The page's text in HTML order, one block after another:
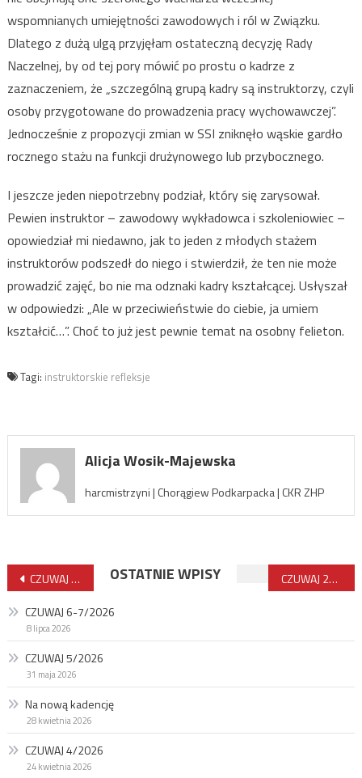
wspomnianych umiejętności zawodowych i ról w Związku.
Dlatego z dużą ulgą przyjęłam ostateczną decyzję Rady
Naczelnej, by od tej pory mówić po prostu o kadrze z
zaznaczeniem, że „szczególną grupą kadry są instruktorzy, czyli
osoby przygotowane do prowadzenia pracy wychowawczej”.
Jednocześnie z propozycji zmian w SSI zniknęło wąskie gardło
rocznego stażu na funkcji drużynowego lub przybocznego.
I jeszcze jeden niepotrzebny podział, który się zarysował.
Pewien instruktor – zawodowy wykładowca i szkoleniowiec –
opowiedział mi niedawno, jak to jeden z młodych stażem
instruktorów podszedł do niego i stwierdził, że ten nie może
prowadzić zajęć, bo nie ma odznaki kadry kształcącej. Usłyszał
w odpowiedzi: „Ale w przeciwieństwie do ciebie, ja umiem
kształcić…”. Choć to już jest pewnie temat na osobny felieton.
Tagi: instruktorskie refleksje
Alicja Wosik-Majewska
harcmistrzyni | Chorągiew Podkarpacka | CKR ZHP
Nawigacja
wpisu
CZUWAJ 1/2025 CZUWAJ 2/2025
OSTATNIE WPISY
CZUWAJ 6-7/2026
8 lipca 2026
CZUWAJ 5/2026
31 maja 2026
Na nową kadencję
28 kwietnia 2026
CZUWAJ 4/2026
24 kwietnia 2026